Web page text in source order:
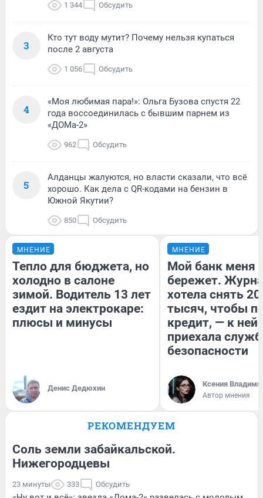
1 344 Обсудить
3
Кто тут воду мутит? Почему нельзя купаться
после 2 августа
1 056 Обсудить
4
«Моя любимая пара!»: Ольга Бузова спустя 22
года воссоединилась с бывшим парнем из
«ДОМа-2»
962 Обсудить
5
Алданцы жалуются, но власти сказали, что всё
хорошо. Как дела с QR-кодами на бензин в
Южной Якутии?
850 Обсудить
МНЕНИЕ
Тепло для бюджета, но
холодно в салоне
зимой. Водитель 13 лет
ездит на электрокаре:
плюсы и минусы
Денис Дедюхин
МНЕНИЕ
Мой банк меня
бережет.
хотела снять
тысяч, чтобы
кредит, — к
приехала
безопасности
Ксения
Автор мнения
РЕКОМЕНДУЕМ
Соль земли забайкальской.
Нижегородцевы
23 минуты 333 Обсудить